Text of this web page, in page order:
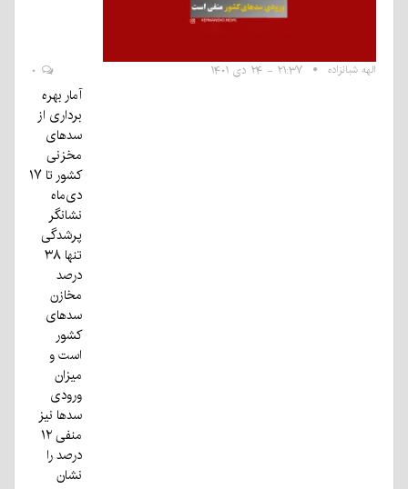
الهه شبانزاده ۲۱:۳۷ - ۲۴ دی ۱۴۰۱
آمار بهره
برداری از
سدهای
مخزنی
کشور تا ۱۷
دی‌ماه
نشانگر
پرشدگی
تنها ۳۸
درصد
مخازن
سدهای
کشور
است و
میزان
ورودی
سدها نیز
منفی ۱۲
درصد را
نشان